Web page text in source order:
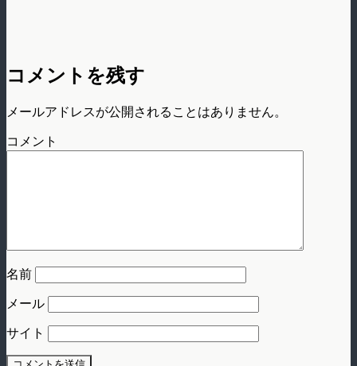
コメントを残す
メールアドレスが公開されることはありません。
コメント
名前
メール
サイト